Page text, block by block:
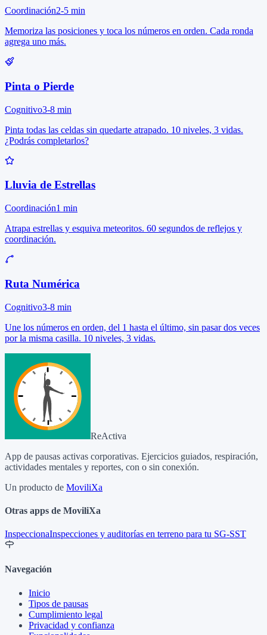
Coordinación2-5 min
Memoriza las posiciones y toca los números en orden. Cada ronda
agrega uno más.
Pinta o Pierde
Cognitivo3-8 min
Pinta todas las celdas sin quedarte atrapado. 10 niveles, 3 vidas.
¿Podrás completarlos?
Lluvia de Estrellas
Coordinación1 min
Atrapa estrellas y esquiva meteoritos. 60 segundos de reflejos y
coordinación.
Ruta Numérica
Cognitivo3-8 min
Une los números en orden, del 1 hasta el último, sin pasar dos veces
por la misma casilla. 10 niveles, 3 vidas.
ReActiva
App de pausas activas corporativas. Ejercicios guiados, respiración,
actividades mentales y reportes, con o sin conexión.
Un producto de MoviliXa
Otras apps de MoviliXa
InspeccionaInspecciones y auditorías en terreno para tu SG-SST
Navegación
Inicio
Tipos de pausas
Cumplimiento legal
Privacidad y confianza